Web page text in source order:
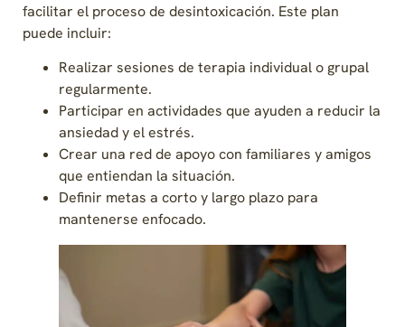
facilitar el proceso de desintoxicación. Este plan
puede incluir:
Realizar sesiones de terapia individual o grupal
regularmente.
Participar en actividades que ayuden a reducir la
ansiedad y el estrés.
Crear una red de apoyo con familiares y amigos
que entiendan la situación.
Definir metas a corto y largo plazo para
mantenerse enfocado.